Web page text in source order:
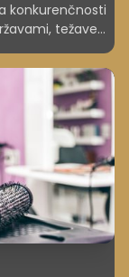
konkurenčnosti
težave
talentov iz